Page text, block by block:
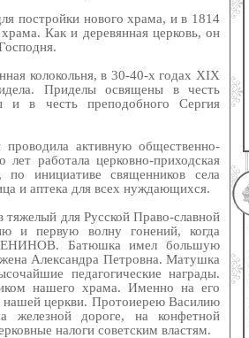
постройки нового храма, и в 1814
Как и деревянная церковь, он
колокольня, в 30-40-х годах XIX
Приделы освящены в честь
и в честь преподобного Сергия
активную общественно-
работала церковно-приходская
по инициативе священников села
и аптека для всех нуждающихся.
для Русской Право-славной
и первую волну гонений, когда
Батюшка имел большую
Александра Петровна. Матушка
педагогические награды.
нашего храма. Именно на его
церкви. Протоиерею Василию
железной дороге, на конфетной
налоги советским властям.